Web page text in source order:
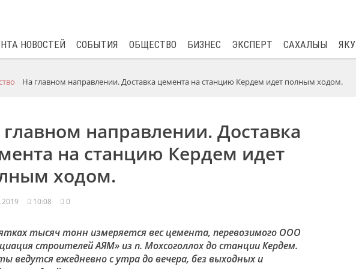
НОВОСТЕЙ СОБЫТИЯ ОБЩЕСТВО БИЗНЕС ЭКСПЕРТ САХАЛЫЫ
На главном направлении. Доставка цемента на станцию Кердем идет полным ходом.
направлении. Доставка
на станцию Кердем идет
ходом.
10:08 0
тысяч тонн измеряется вес цемента, перевозимого ООО
строителей АЯМ» из п. Мохсоголлох до станции Кердем.
ведутся ежедневно с утра до вечера, без выходных и